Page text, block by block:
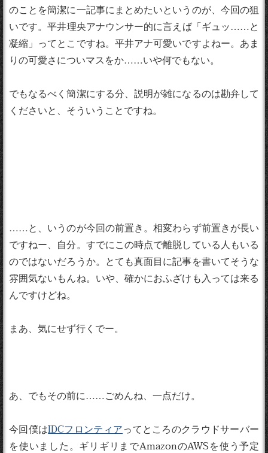
のことを簡潔に一記事にまとめたいというのが、今回の狙
いです。平井理央アナウンサー的に言えば「ギュッ……と
凝縮」ってとこですね。平井アナ可愛いですよねー。あま
りの可愛さについマスをか……いや何でもない。
でもなるべく簡潔にする分、説明が雑になるのは勘弁して
くださいと、そういうことですね。
……と、いうのが今回の前置き。相変わらず前置きが長い
ですねー、自分。すでにこの時点で離脱している人もいる
のではないだろうか。とても真面目に記事を書いてそうな
雰囲気ないもんね。いや、確かにおふざけも入っては来る
んですけどね。
まあ、気にせず行くでー。
あ、でもその前に……ごめんね、一点だけ。
今回僕はIDCフロンティアってところのクラウドサーバー
を使いました。ギリギリまでAmazonのAWSを使う予定